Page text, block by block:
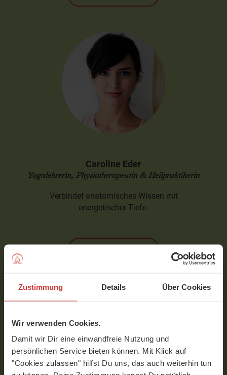
Zustimmung Details Über Cookies
Wir verwenden Cookies.
Damit wir Dir eine einwandfreie Nutzung und
persönlichen Service bieten können. Mit Klick auf
"Cookies zulassen" hilfst Du uns, das auch weiterhin tun
Caroline Eder
Yogalehrerin, Physiotherapeutin & Heilpraktikerin
Verbindet anatomisches Wissen mit
energetischer Tiefe.